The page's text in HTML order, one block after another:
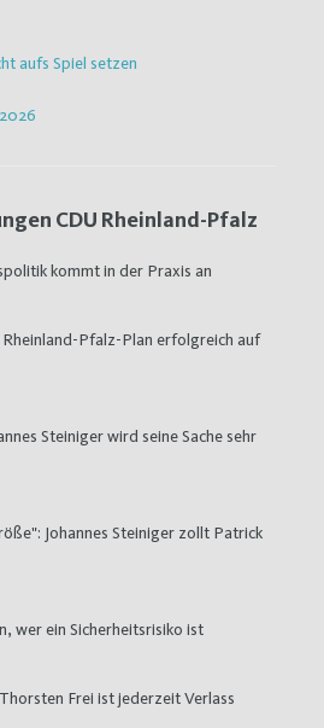
aufs Spiel setzen
CDU Rheinland-Pfalz
kommt in der Praxis an
Pfalz-Plan erfolgreich auf
Steiniger wird seine Sache sehr
Johannes Steiniger zollt Patrick
wer ein Sicherheitsrisiko ist
Frei ist jederzeit Verlass